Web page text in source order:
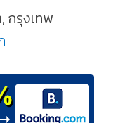
กรุงเทพ